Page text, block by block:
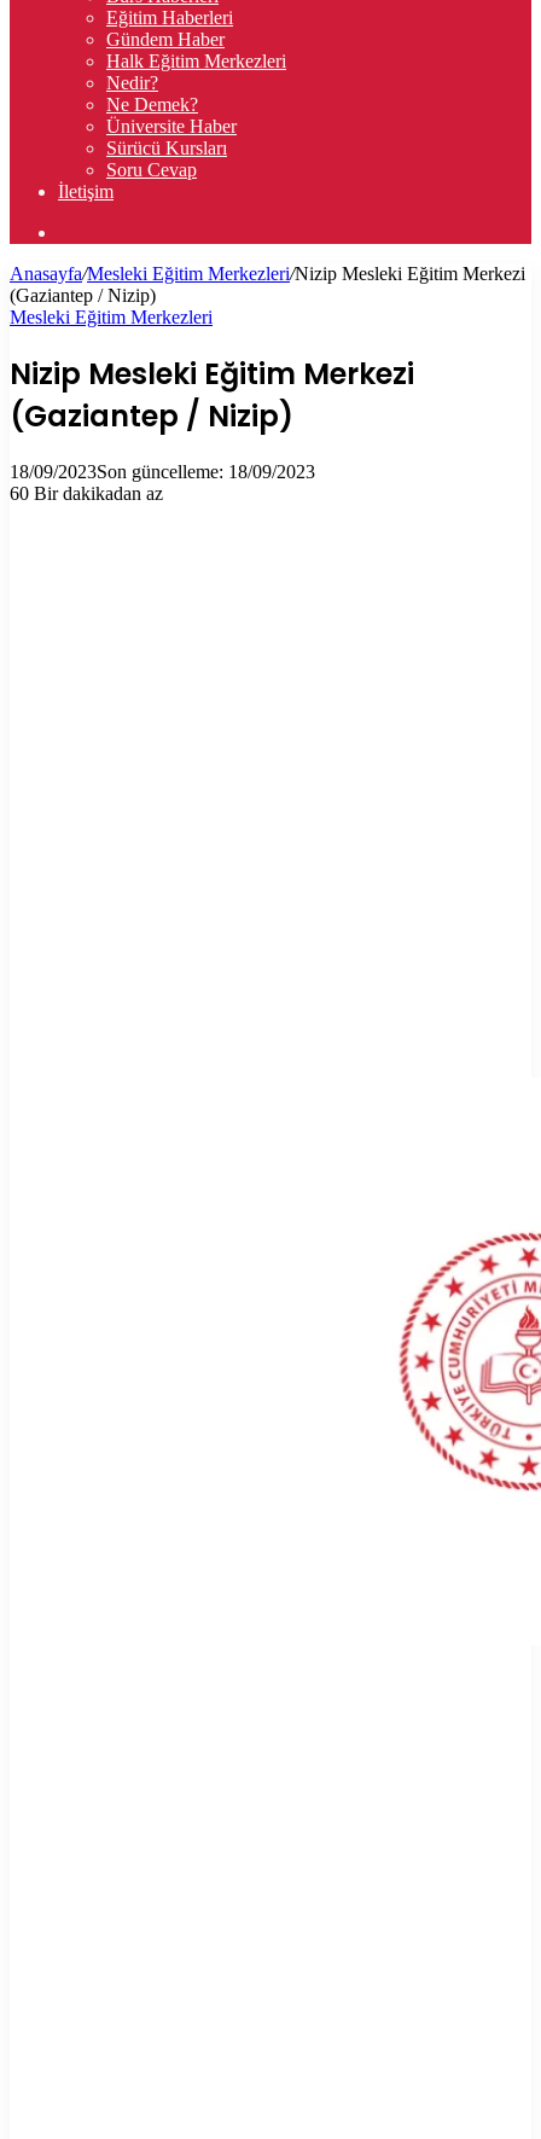
Eğitim Haberleri
Gündem Haber
Halk Eğitim Merkezleri
Nedir?
Ne Demek?
Üniversite Haber
Sürücü Kursları
Soru Cevap
İletişim
...
Anasayfa/Mesleki Eğitim Merkezleri/Nizip Mesleki Eğitim Merkezi
(Gaziantep / Nizip)
Mesleki Eğitim Merkezleri
Nizip Mesleki Eğitim Merkezi
(Gaziantep / Nizip)
18/09/2023Son güncelleme: 18/09/2023
60 Bir dakikadan az